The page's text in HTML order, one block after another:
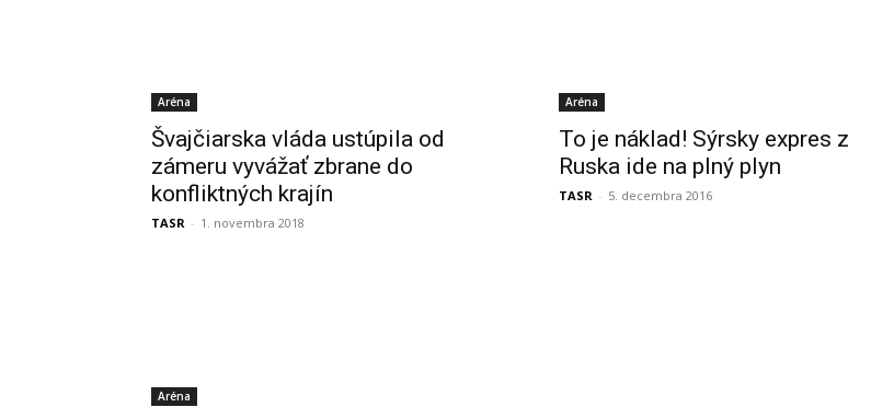
Aréna
Švajčiarska vláda ustúpila od
zámeru vyvážať zbrane do
konfliktných krajín
TASR - 1. novembra 2018
Aréna
To je náklad! Sýrsky expres z
Ruska ide na plný plyn
TASR - 5. decembra 2016
Aréna